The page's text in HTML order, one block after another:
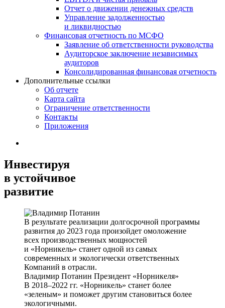
Отчет о движении денежных средств
Управление задолженностью
и ликвидностью
Финансовая отчетность по МСФО
Заявление об ответственности руководства
Аудиторское заключение независимых
аудиторов
Консолидированная финансовая отчетность
Дополнительные ссылки
Об отчете
Карта сайта
Ограничение ответственности
Контакты
Приложения
Инвестируя
в устойчивое
развитие
В результате реализации долгосрочной программы
развития до 2023 года произойдет омоложение
всех производственных мощностей
и «Норникель» станет одной из самых
современных и экологически ответственных
Компаний в отрасли.
Владимир Потанин Президент «Норникеля»
В 2018–2022 гг. «Норникель» станет более
«зеленым» и поможет другим становиться более
экологичными.